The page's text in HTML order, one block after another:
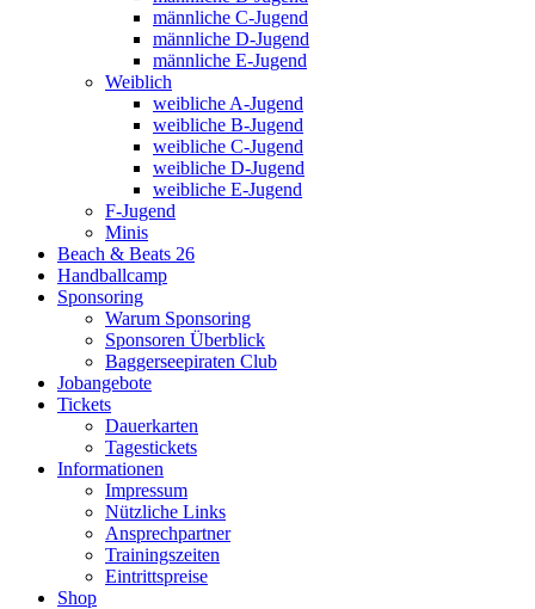
männliche C-Jugend
männliche D-Jugend
männliche E-Jugend
Weiblich
weibliche A-Jugend
weibliche B-Jugend
weibliche C-Jugend
weibliche D-Jugend
weibliche E-Jugend
F-Jugend
Minis
Beach & Beats 26
Handballcamp
Sponsoring
Warum Sponsoring
Sponsoren Überblick
Baggerseepiraten Club
Jobangebote
Tickets
Dauerkarten
Tagestickets
Informationen
Impressum
Nützliche Links
Ansprechpartner
Trainingszeiten
Eintrittspreise
Shop